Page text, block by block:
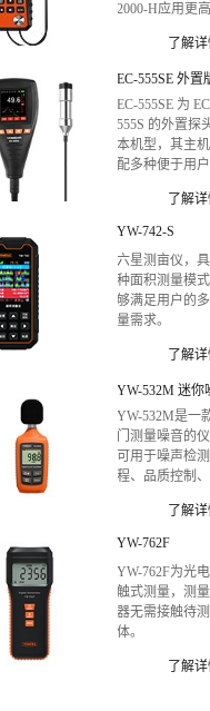
2000-H应用更
量程可达
精度±0.05mm/
±0.5%，分辨
0.001...
了解
EC-555SE 外置
EC-555SE 为
555S 的外置探
本机型，其主
配多种便于用
EC-555S，EC-
更适合在狭小
了解
YW-742-S
六星测亩仪，
种面积测量模
够满足用户的
量需求。
了解
YW-532M是一
门测量噪音的
可用于噪声检
程、品质控制
测量，如工厂
道路、医院、
测量。
了解
YW-762F
YW-762F为光
触式测量，测
器无需接触待
体。
了解